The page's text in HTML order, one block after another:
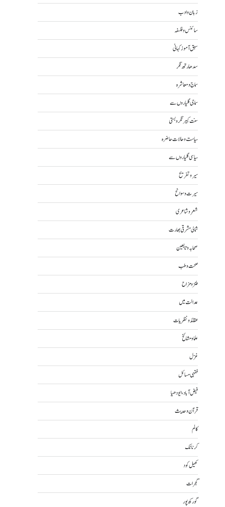
زبان و ادب
سائنس و فلسفہ
سبق آموز کہانی
سدھارتھ نگر
سماج و معاشرہ
سماجی گلیاروں سے
سنت کبیر نگر و بستی
سیاست و حالات حاضرہ
سیاسی گلیاروں سے
سیر و تفریح
سیرت و سوانح
شعر و شاعری
شمالی مشرقی بھارت
صحابہ و تابعین
صحت و طب
طنز و مزاح
عدالت میں
عقائد و نظریات
علما و مشائخ
غزل
فقہی مسائل
فیض آباد، ایودھیا
قرآن و حدیث
کالم
کرناٹک
کھیل کود
گجرات
گورکھ پور